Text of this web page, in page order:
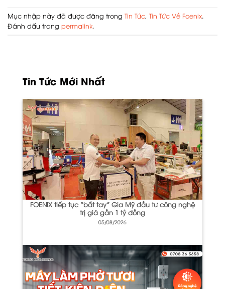
Mục nhập này đã được đăng trong Tin Tức, Tin Tức Về Foenix.
Đánh dấu trang permalink.
Tin Tức Mới Nhất
FOENIX tiếp tục “bắt tay” Gia Mỹ đầu tư công nghệ
trị giá gần 1 tỷ đồng
05/08/2026